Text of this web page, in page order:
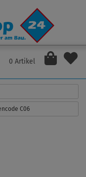
0 Artikel
C06